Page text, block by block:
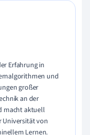
Erfahrung in
und
großer
an der
macht aktuell
Universität von
Lernen.